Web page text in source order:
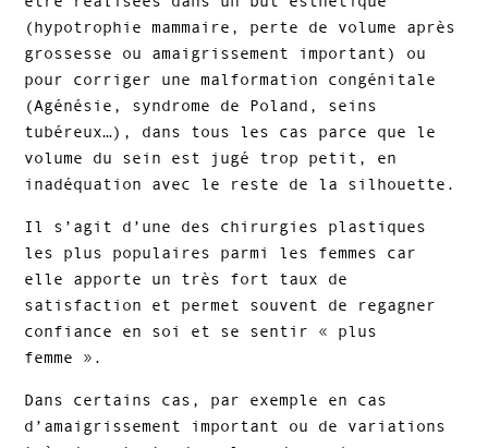
(hypotrophie mammaire, perte de volume après
grossesse ou amaigrissement important) ou
pour corriger une malformation congénitale
(Agénésie, syndrome de Poland, seins
tubéreux…), dans tous les cas parce que le
volume du sein est jugé trop petit, en
inadéquation avec le reste de la silhouette.
Il s’agit d’une des chirurgies plastiques
les plus populaires parmi les femmes car
elle apporte un très fort taux de
satisfaction et permet souvent de regagner
confiance en soi et se sentir « plus
femme ».
Dans certains cas, par exemple en cas
d’amaigrissement important ou de variations